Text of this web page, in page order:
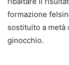
formazione
sostituito a metà
ginocchio.